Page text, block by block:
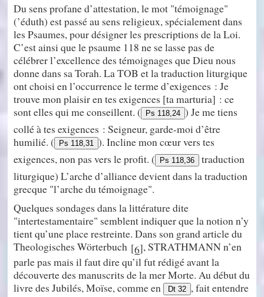
Du sens profane d’attestation, le mot "témoignage"
(’éduth) est passé au sens religieux, spécialement dans
les Psaumes, pour désigner les prescriptions de la Loi.
C’est ainsi que le psaume 118 ne se lasse pas de
célébrer l’excellence des témoignages que Dieu nous
donne dans sa Torah. La TOB et la traduction liturgique
ont choisi en l’occurrence le terme d’exigences : Je
trouve mon plaisir en tes exigences [ta marturia] : ce
sont elles qui me conseillent. (
Ps 118,24 ) Je me tiens
collé à tes exigences : Seigneur, garde-moi d’être
humilié. (
Ps 118,31
). Incline mon cœur vers tes
exigences, non pas vers le profit. (
Ps 118,36
traduction
liturgique) L’arche d’alliance devient dans la traduction
grecque "l’arche du témoignage".
Quelques sondages dans la littérature dite
"intertestamentaire" semblent indiquer que la notion n’y
tient qu’une place restreinte. Dans son grand article du
Theologisches Wörterbuch [6], STRATHMANN n’en
parle pas mais il faut dire qu’il fut rédigé avant la
découverte des manuscrits de la mer Morte. Au début du
livre des Jubilés, Moïse, comme en
Dt 32 , fait entendre